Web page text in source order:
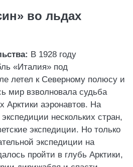
во льдах
В 1928 году
«Италия» под
летел к Северному полюсу и
мир взволновала судьба
Арктики аэронавтов. На
нескольких стран,
экспедиции. Но только
экспедиции на
пройти в глубь Арктики,